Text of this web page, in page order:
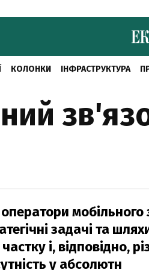
КОЛОНКИ ІНФРАСТРУКТУРА
мобільного
задачі та
і, відповідно,
у абсолютн